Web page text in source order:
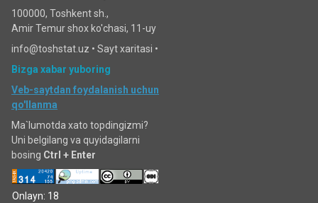
100000, Toshkent sh.,
Amir Temur shox ko'chasi, 11-uy
info@toshstat.uz • Sayt xaritasi •
Bizga xabar yuboring
Veb-saytdan foydalanish uchun
qo'llanma
Ma`lumotda xato topdingizmi?
Uni belgilang va quyidagilarni
bosing Ctrl + Enter
Onlayn: 18